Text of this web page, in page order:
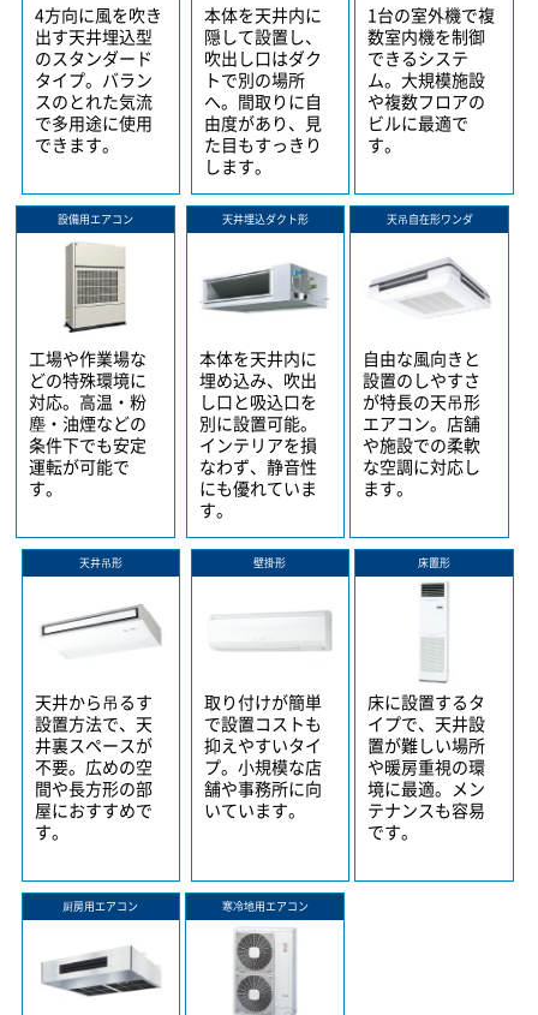
4方向に風を吹き
出す天井埋込型
のスタンダード
タイプ。バラン
スのとれた気流
で多用途に使用
できます。
本体を天井内に
隠して設置し、
吹出し口はダク
トで別の場所
へ。間取りに自
由度があり、見
た目もすっきり
します。
1台の室外機で複
数室内機を制御
できるシステ
ム。大規模施設
や複数フロアの
ビルに最適で
す。
設備用エアコン
工場や作業場な
どの特殊環境に
対応。高温・粉
塵・油煙などの
条件下でも安定
運転が可能で
す。
天井埋込ダクト形
本体を天井内に
埋め込み、吹出
し口と吸込口を
別に設置可能。
インテリアを損
なわず、静音性
にも優れていま
す。
天吊自在形ワンダ
自由な風向きと
設置のしやすさ
が特長の天吊形
エアコン。店舗
や施設での柔軟
な空調に対応し
ます。
天井吊形
天井から吊るす
設置方法で、天
井裏スペースが
不要。広めの空
間や長方形の部
屋におすすめで
す。
壁掛形
取り付けが簡単
で設置コストも
抑えやすいタイ
プ。小規模な店
舗や事務所に向
いています。
床置形
床に設置するタ
イプで、天井設
置が難しい場所
や暖房重視の環
境に最適。メン
テナンスも容易
です。
厨房用エアコン 寒冷地用エアコン